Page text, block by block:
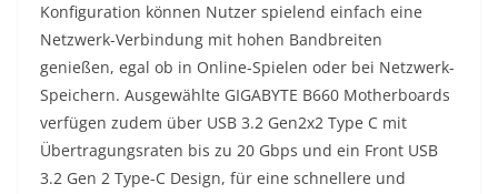
Konfiguration können Nutzer spielend einfach eine
Netzwerk-Verbindung mit hohen Bandbreiten
genießen, egal ob in Online-Spielen oder bei Netzwerk-
Speichern. Ausgewählte GIGABYTE B660 Motherboards
verfügen zudem über USB 3.2 Gen2x2 Type C mit
Übertragungsraten bis zu 20 Gbps und ein Front USB
3.2 Gen 2 Type-C Design, für eine schnellere und